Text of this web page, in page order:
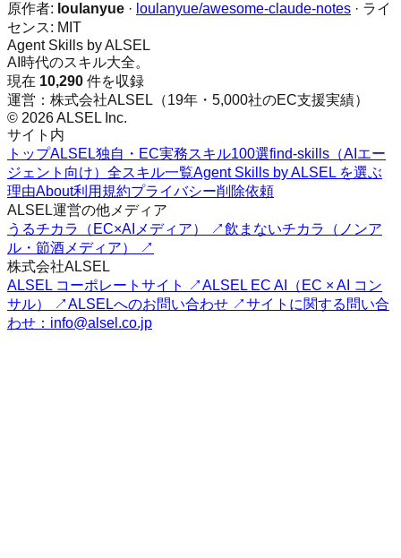
原作者: loulanyue · loulanyue/awesome-claude-notes · ライ
センス: MIT
Agent Skills by ALSEL
AI時代のスキル大全。
現在 10,290 件を収録
運営：株式会社ALSEL（19年・5,000社のEC支援実績）
© 2026 ALSEL Inc.
サイト内
トップALSEL独自・EC実務スキル100選find-skills（AIエー
ジェント向け） 全スキル一覧Agent Skills by ALSEL を選ぶ
理由About利用規約プライバシー削除依頼
ALSEL運営の他メディア
うるチカラ（EC×AIメディア） ↗飲まないチカラ（ノンア
ル・節酒メディア） ↗
株式会社ALSEL
ALSEL コーポレートサイト ↗ALSEL EC AI（EC × AI コン
サル） ↗ALSELへのお問い合わせ ↗サイトに関する問い合
わせ：info@alsel.co.jp